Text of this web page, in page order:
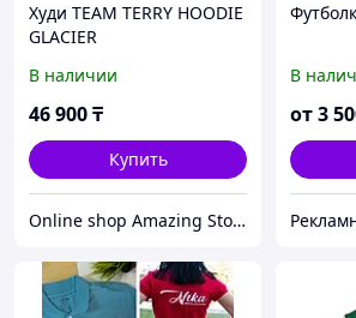
Худи TEAM TERRY HOODIE
GLACIER
В наличии
46 900₸
Купить
Online shop Amazing Store
В
от3